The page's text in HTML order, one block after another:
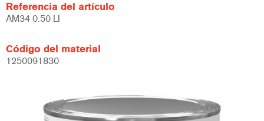
Referencia del artículo
AM34 0.50 LI
Código del material
1250091830